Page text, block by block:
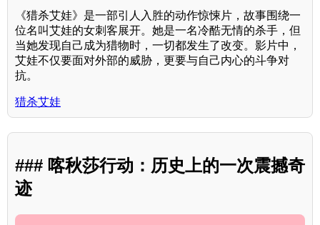
《猎杀艾娃》是一部引人入胜的动作惊悚片，故事围绕一
位名叫艾娃的女刺客展开。她是一名冷酷无情的杀手，但
当她发现自己成为猎物时，一切都发生了改变。影片中，
艾娃不仅要面对外部的威胁，更要与自己内心的斗争对
抗。
猎杀艾娃
### 喀秋莎行动：历史上的一次震撼奇
迹